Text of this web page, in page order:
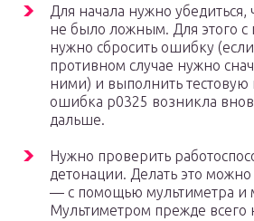
Для начала нужно убедиться,
не было ложным. Для этого
нужно сбросить ошибку
противном случае нужно
ними) и выполнить тестовую
ошибка р0325 возникла
дальше.
Нужно проверить
детонации. Делать это
— с помощью мультиметра и
Мультиметром прежде всего